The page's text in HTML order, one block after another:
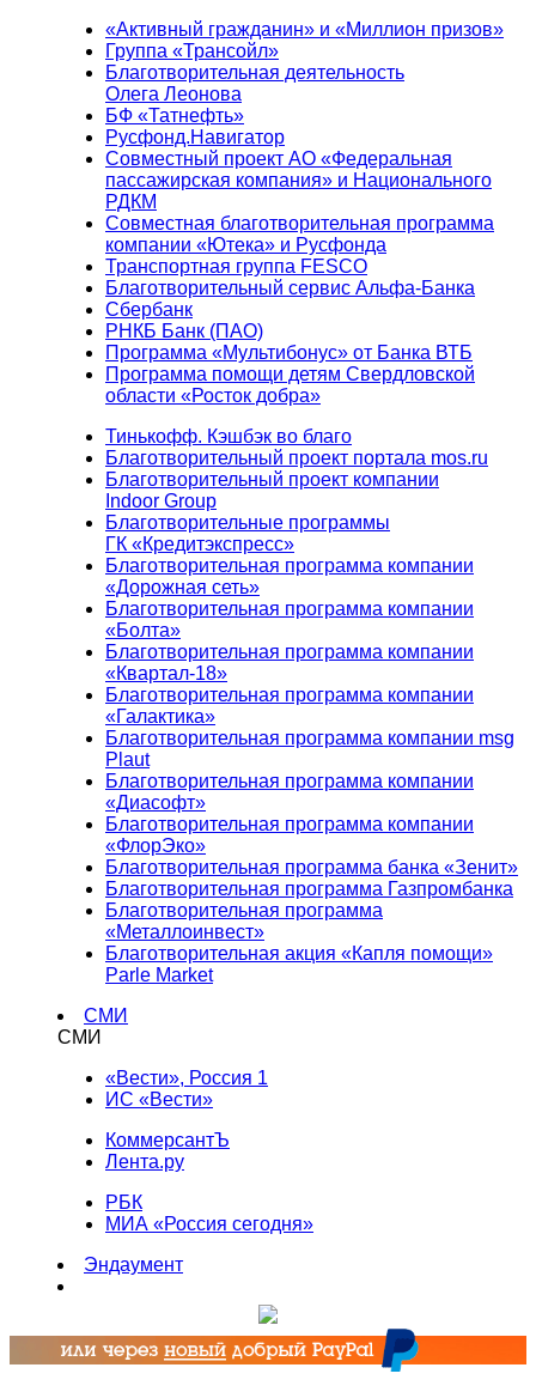
«Активный гражданин» и «Миллион призов»
Группа «Трансойл»
Благотворительная деятельность
Олега Леонова
БФ «Татнефть»
Русфонд.Навигатор
Совместный проект АО «Федеральная
пассажирская компания» и Национального
РДКМ
Совместная благотворительная программа
компании «Ютека» и Русфонда
Транспортная группа FESCO
Благотворительный сервис Альфа-Банка
Сбербанк
РНКБ Банк (ПАО)
Программа «Мультибонус» от Банка ВТБ
Программа помощи детям Свердловской
области «Росток добра»
Тинькофф. Кэшбэк во благо
Благотворительный проект портала mos.ru
Благотворительный проект компании
Indoor Group
Благотворительные программы
ГК «Кредитэкспресс»
Благотворительная программа компании
«Дорожная сеть»
Благотворительная программа компании
«Болта»
Благотворительная программа компании
«Квартал-18»
Благотворительная программа компании
«Галактика»
Благотворительная программа компании msg
Plaut
Благотворительная программа компании
«Диасофт»
Благотворительная программа компании
«ФлорЭко»
Благотворительная программа банка «Зенит»
Благотворительная программа Газпромбанка
Благотворительная программа
«Металлоинвест»
Благотворительная акция «Капля помощи»
Parle Market
СМИ
СМИ
«Вести», Россия 1
ИС «Вести»
КоммерсантЪ
Лента.ру
РБК
МИА «Россия сегодня»
Эндаумент